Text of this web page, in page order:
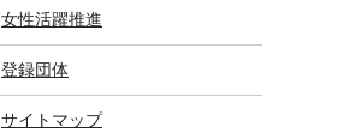
女性活躍推進
登録団体
サイトマップ